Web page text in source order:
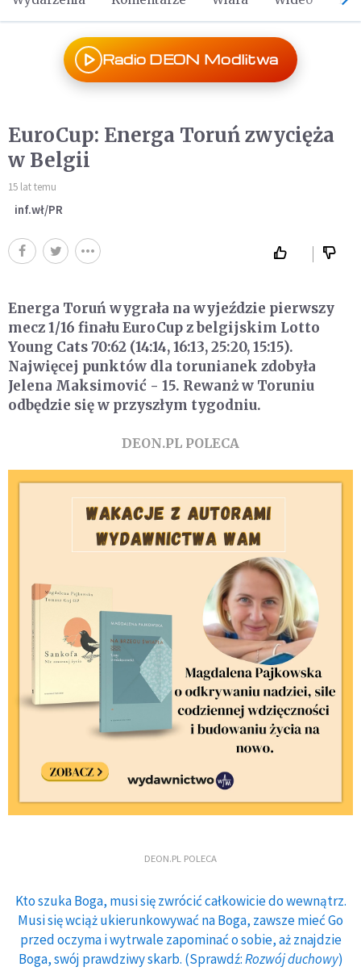
Radio DEON Modlitwa
EuroCup: Energa Toruń zwycięża
w Belgii
15 lat temu
inf.wł/PR
Energa Toruń wygrała na wyjeździe pierwszy
mecz 1/16 finału EuroCup z belgijskim Lotto
Young Cats 70:62 (14:14, 16:13, 25:20, 15:15).
Najwięcej punktów dla torunianek zdobyła
Jelena Maksimović - 15. Rewanż w Toruniu
odbędzie się w przyszłym tygodniu.
DEON.PL POLECA
DEON.PL POLECA
Kto szuka Boga, musi się zwrócić całkowicie do wewnątrz.
Musi się wciąż ukierunkowywać na Boga, zawsze mieć Go
przed oczyma i wytrwale zapominać o sobie, aż znajdzie
Boga, swój prawdziwy skarb. (Sprawdź:Rozwój duchowy)